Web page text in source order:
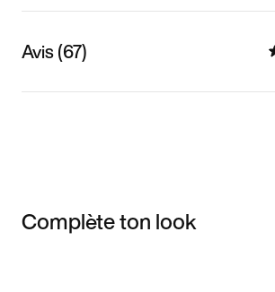
Avis (67)
Complète ton look